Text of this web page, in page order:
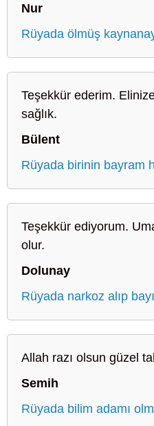
Nur
Rüyada ölmüş
Teşekkür ederim.
sağlık.
Bülent
Rüyada birinin bayram
Teşekkür ediyorum.
olur.
Dolunay
Rüyada narkoz alıp
Allah razı olsun güzel
Semih
Rüyada bilim adamı